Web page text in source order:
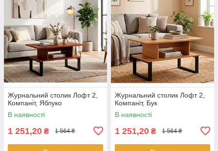
Журнальний столик Лофт 2,
Компаніт, Яблуко
В наявності
1 251,20 ₴ 1 564 ₴
Журнальний столик Лофт 2,
Компаніт, Бук
В наявності
1 251,20 ₴ 1 564 ₴